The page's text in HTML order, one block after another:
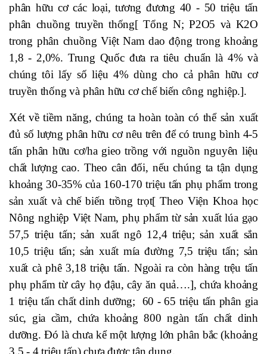
phân hữu cơ các loại, tương đương 40 - 50 triệu tấn
phân chuồng truyền thống[ Tổng N; P2O5 và K2O
trong phân chuồng Việt Nam dao động trong khoảng
1,8 - 2,0%. Trung Quốc đưa ra tiêu chuẩn là 4% và
chúng tôi lấy số liệu 4% dùng cho cả phân hữu cơ
truyền thống và phân hữu cơ chế biến công nghiệp.].
Xét về tiềm năng, chúng ta hoàn toàn có thể sản xuất
đủ số lượng phân hữu cơ nêu trên để có trung bình 4-5
tấn phân hữu cơ/ha gieo trồng với nguồn nguyên liệu
chất lượng cao. Theo cân đối, nếu chúng ta tận dụng
khoảng 30-35% của 160-170 triệu tấn phụ phẩm trong
sản xuất và chế biến trồng trọt[ Theo Viện Khoa học
Nông nghiệp Việt Nam, phụ phẩm từ sản xuất lúa gạo
57,5 triệu tấn; sản xuất ngô 12,4 triệu; sản xuất sắn
10,5 triệu tấn; sản xuất mía đường 7,5 triệu tấn; sản
xuất cà phê 3,18 triệu tấn. Ngoài ra còn hàng trệu tấn
phụ phẩm từ cây họ đậu, cây ăn quả….], chứa khoảng
1 triệu tấn chất dinh dưỡng; 60 - 65 triệu tấn phân gia
súc, gia cầm, chứa khoảng 800 ngàn tấn chất dinh
dưỡng. Đó là chưa kể một lượng lớn phân bắc (khoảng
3,5 - 4 triệu tấn) chưa được tận dụng.